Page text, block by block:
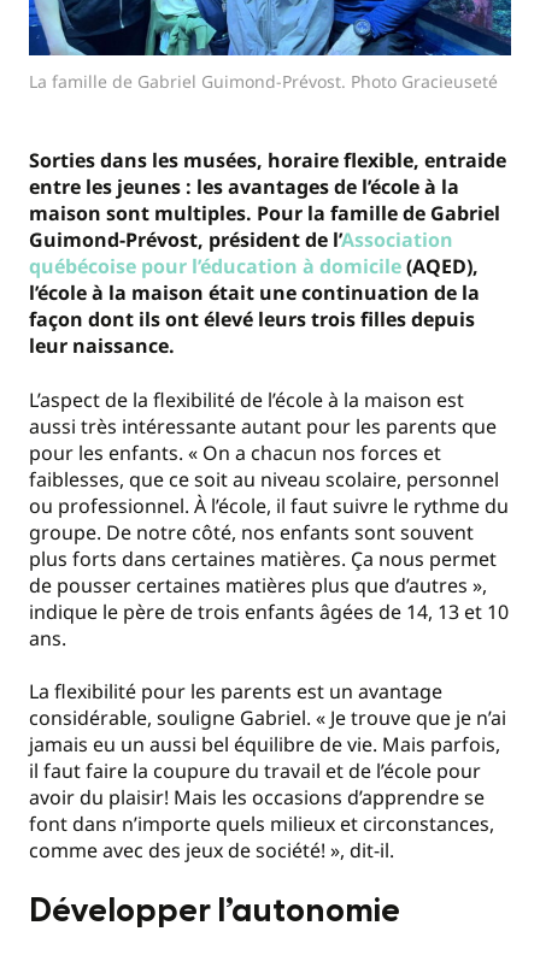
La famille de Gabriel Guimond-Prévost. Photo Gracieuseté
Sorties dans les musées, horaire flexible, entraide
entre les jeunes : les avantages de l’école à la
maison sont multiples. Pour la famille de Gabriel
Guimond-Prévost, président de l’Association
québécoise pour l’éducation à domicile(AQED),
l’école à la maison était une continuation de la
façon dont ils ont élevé leurs trois filles depuis
leur naissance.
L’aspect de la flexibilité de l’école à la maison est
aussi très intéressante autant pour les parents que
pour les enfants. « On a chacun nos forces et
faiblesses, que ce soit au niveau scolaire, personnel
ou professionnel. À l’école, il faut suivre le rythme du
groupe. De notre côté, nos enfants sont souvent
plus forts dans certaines matières. Ça nous permet
de pousser certaines matières plus que d’autres »,
indique le père de trois enfants âgées de 14, 13 et 10
ans.
La flexibilité pour les parents est un avantage
considérable, souligne Gabriel. « Je trouve que je n’ai
jamais eu un aussi bel équilibre de vie. Mais parfois,
il faut faire la coupure du travail et de l’école pour
avoir du plaisir! Mais les occasions d’apprendre se
font dans n’importe quels milieux et circonstances,
comme avec des jeux de société! », dit-il.
Développer l’autonomie